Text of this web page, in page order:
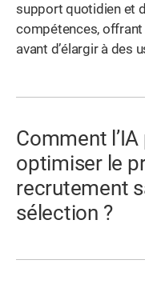
support quotidien et
compétences,
avant d’élargir à des
Comment
optimiser le
recrutement
sélection ?